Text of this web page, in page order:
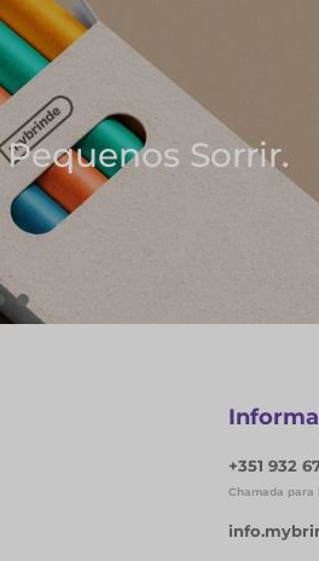
Onde
+351 932
Chamada para